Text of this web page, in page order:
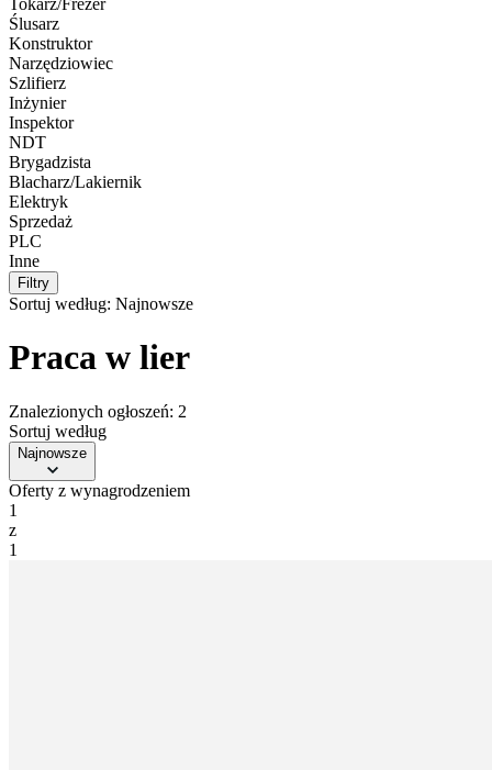
Ślusarz
Konstruktor
Narzędziowiec
Szlifierz
Inżynier
Inspektor
NDT
Brygadzista
Blacharz/Lakiernik
Elektryk
Sprzedaż
PLC
Inne
Filtry
Sortuj według: Najnowsze
Praca w lier
Znalezionych ogłoszeń: 2
Sortuj według
Najnowsze
Oferty z wynagrodzeniem
1
z
1